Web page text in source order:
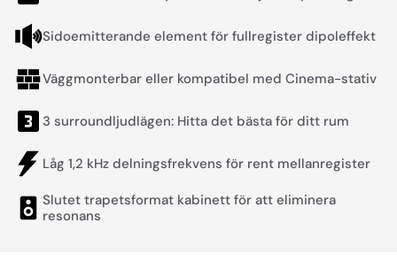
Sidoemitterande element för fullregister dipoleffekt
Väggmonterbar eller kompatibel med Cinema-stativ
3 surroundljudlägen: Hitta det bästa för ditt rum
Låg 1,2 kHz delningsfrekvens för rent mellanregister
Slutet trapetsformat kabinett för att eliminera
resonans